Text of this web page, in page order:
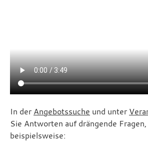
In der Angebotssuche und unter
Sie Antworten auf drängende
beispielsweise: